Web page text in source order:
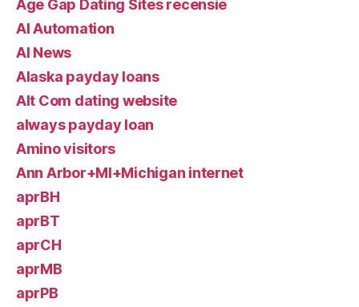
Age Gap Dating Sites recensie
AI Automation
AI News
Alaska payday loans
Alt Com dating website
always payday loan
Amino visitors
Ann Arbor+MI+Michigan internet
aprBH
aprBT
aprCH
aprMB
aprPB